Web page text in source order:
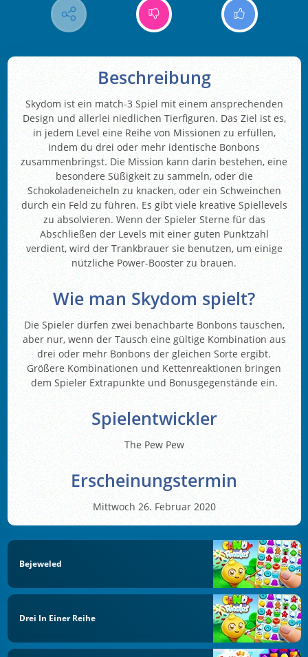
Beschreibung
Skydom ist ein match-3 Spiel mit einem ansprechenden
Design und allerlei niedlichen Tierfiguren. Das Ziel ist es,
in jedem Level eine Reihe von Missionen zu erfüllen,
indem du drei oder mehr identische Bonbons
zusammenbringst. Die Mission kann darin bestehen, eine
besondere Süßigkeit zu sammeln, oder die
Schokoladeneicheln zu knacken, oder ein Schweinchen
durch ein Feld zu führen. Es gibt viele kreative Spiellevels
zu absolvieren. Wenn der Spieler Sterne für das
Abschließen der Levels mit einer guten Punktzahl
verdient, wird der Trankbrauer sie benutzen, um einige
nützliche Power-Booster zu brauen.
Wie man Skydom spielt?
Die Spieler dürfen zwei benachbarte Bonbons tauschen,
aber nur, wenn der Tausch eine gültige Kombination aus
drei oder mehr Bonbons der gleichen Sorte ergibt.
Größere Kombinationen und Kettenreaktionen bringen
dem Spieler Extrapunkte und Bonusgegenstände ein.
Spielentwickler
The Pew Pew
Erscheinungstermin
Mittwoch 26. Februar 2020
Bejeweled
Drei In Einer Reihe